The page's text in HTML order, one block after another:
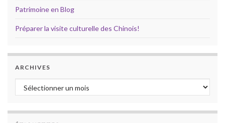
Patrimoine en Blog
Préparer la visite culturelle des Chinois!
ARCHIVES
Archives